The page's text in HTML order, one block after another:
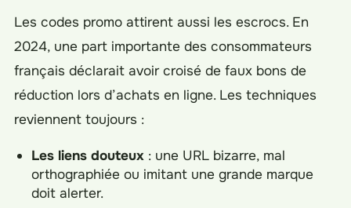
Les codes promo attirent aussi les escrocs. En
2024, une part importante des consommateurs
français déclarait avoir croisé de faux bons de
réduction lors d’achats en ligne. Les techniques
reviennent toujours :
Les liens douteux : une URL bizarre, mal
orthographiée ou imitant une grande marque
doit alerter.